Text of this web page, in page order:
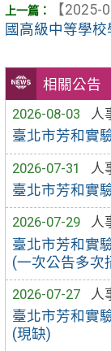
相關公告
2026-08-03
人
臺北市芳和實
2026-07-31
人
臺北市芳和實
2026-07-29
人
臺北市芳和實
(一次公告多次
2026-07-27
人
臺北市芳和實
(現缺)
【2025-
國高級中等學